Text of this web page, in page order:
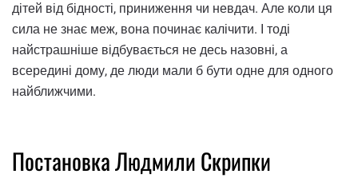
дітей від бідності, приниження чи невдач. Але коли ця
сила не знає меж, вона починає калічити. І тоді
найстрашніше відбувається не десь назовні, а
всередині дому, де люди мали б бути одне для одного
найближчими.
Постановка Людмили Скрипки